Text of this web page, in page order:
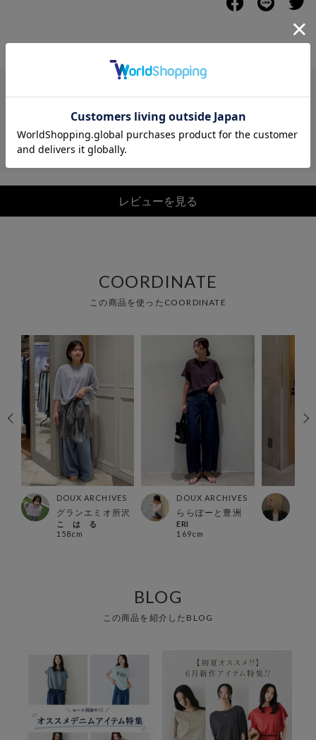
レビュー
レビューを見る
COORDINATE
この商品を使ったCOORDINATE
DOUX ARCHIVES
グランエミオ所沢
こ は る
158cm
DOUX ARCHIVES
ららぽーと豊洲
ERI
169cm
BLOG
この商品を紹介したBLOG